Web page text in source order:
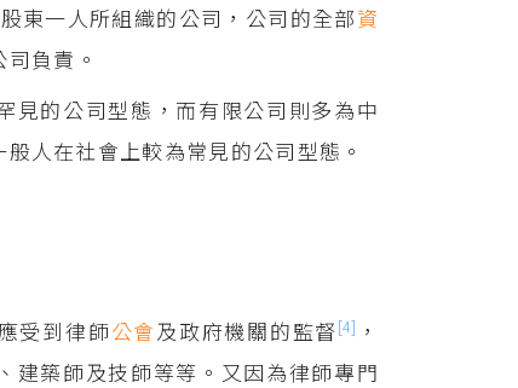
東一人所組織的公司，公司的全部資
負責。
見的公司型態，而有限公司則多為中
人在社會上較為常見的公司型態。
受到律師公會 及政府機關的監督[4] ，
建築師及技師等等。又因為律師專門